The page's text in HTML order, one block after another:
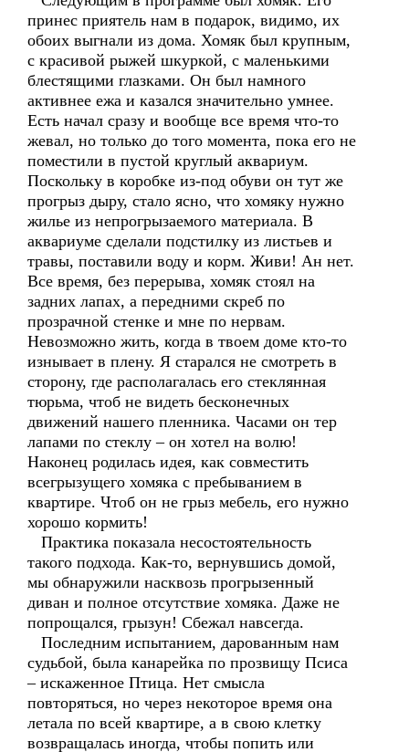
принес приятель нам в подарок, видимо, их
обоих выгнали из дома. Хомяк был крупным,
с красивой рыжей шкуркой, с маленькими
блестящими глазками. Он был намного
активнее ежа и казался значительно умнее.
Есть начал сразу и вообще все время что-то
жевал, но только до того момента, пока его не
поместили в пустой круглый аквариум.
Поскольку в коробке из-под обуви он тут же
прогрыз дыру, стало ясно, что хомяку нужно
жилье из непрогрызаемого материала. В
аквариуме сделали подстилку из листьев и
травы, поставили воду и корм. Живи! Ан нет.
Все время, без перерыва, хомяк стоял на
задних лапах, а передними скреб по
прозрачной стенке и мне по нервам.
Невозможно жить, когда в твоем доме кто-то
изнывает в плену. Я старался не смотреть в
сторону, где располагалась его стеклянная
тюрьма, чтоб не видеть бесконечных
движений нашего пленника. Часами он тер
лапами по стеклу – он хотел на волю!
Наконец родилась идея, как совместить
всегрызущего хомяка с пребыванием в
квартире. Чтоб он не грыз мебель, его нужно
хорошо кормить!
Практика показала несостоятельность
такого подхода. Как-то, вернувшись домой,
мы обнаружили насквозь прогрызенный
диван и полное отсутствие хомяка. Даже не
попрощался, грызун! Сбежал навсегда.
Последним испытанием, дарованным нам
судьбой, была канарейка по прозвищу Псиса
– искаженное Птица. Нет смысла
повторяться, но через некоторое время она
летала по всей квартире, а в свою клетку
возвращалась иногда, чтобы попить или